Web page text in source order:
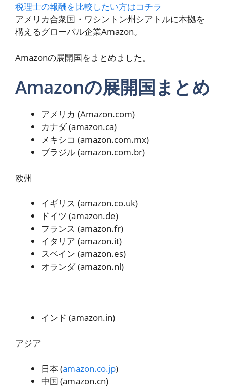
税理士の報酬を比較したい方はコチラ
アメリカ合衆国・ワシントン州シアトルに本拠を
構えるグローバル企業Amazon。
Amazonの展開国をまとめました。
Amazonの展開国まとめ
アメリカ (Amazon.com)
カナダ (amazon.ca)
メキシコ (amazon.com.mx)
ブラジル (amazon.com.br)
欧州
イギリス (amazon.co.uk)
ドイツ (amazon.de)
フランス (amazon.fr)
イタリア (amazon.it)
スペイン (amazon.es)
オランダ (amazon.nl)
インド (amazon.in)
アジア
日本 (amazon.co.jp)
中国 (amazon.cn)